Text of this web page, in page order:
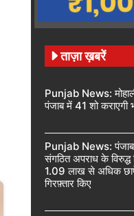
ताज़ा ख़बरें
Punjab News:
पंजाब में 41 शो कराएगी
Punjab News: पंजाब
संगठित अपराध के
1.09 लाख से अधिक
गिरफ़्तार किए